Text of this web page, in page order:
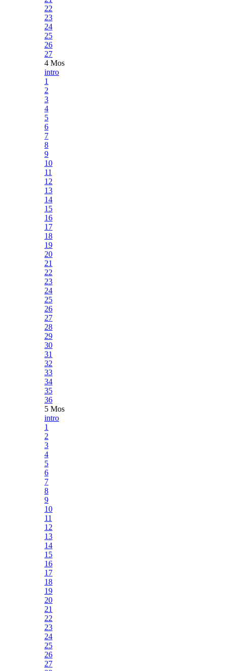
22
23
24
25
26
27
4 Mos
intro
1
2
3
4
5
6
7
8
9
10
11
12
13
14
15
16
17
18
19
20
21
22
23
24
25
26
27
28
29
30
31
32
33
34
35
36
5 Mos
intro
1
2
3
4
5
6
7
8
9
10
11
12
13
14
15
16
17
18
19
20
21
22
23
24
25
26
27